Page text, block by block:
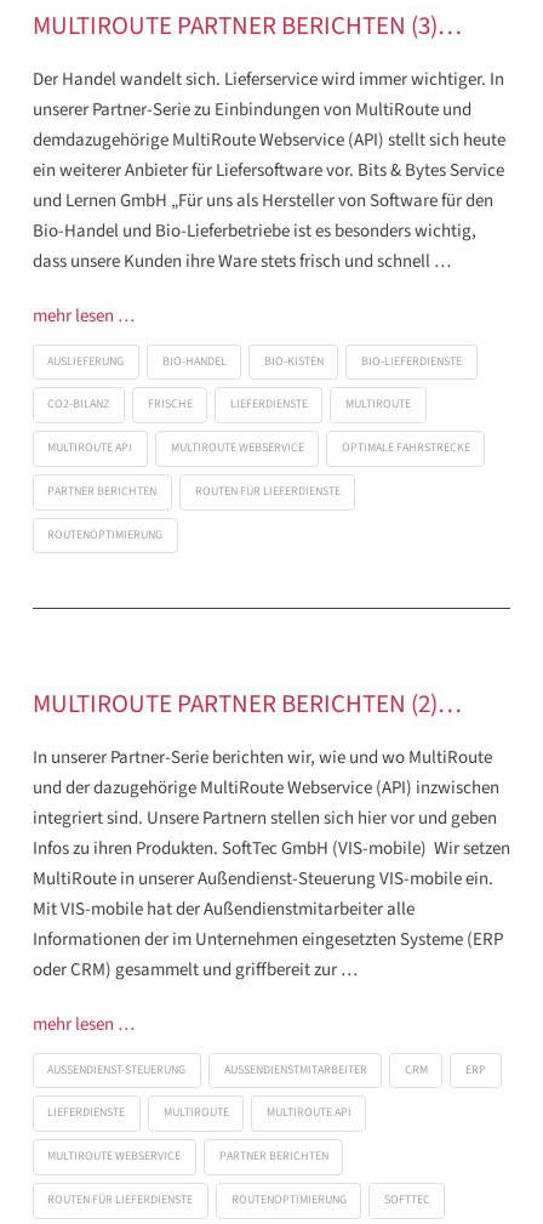
MULTIROUTE PARTNER BERICHTEN (3)…
Der Handel wandelt sich. Lieferservice wird immer wichtiger. In
unserer Partner-Serie zu Einbindungen von MultiRoute und
demdazugehörige MultiRoute Webservice (API) stellt sich heute
ein weiterer Anbieter für Liefersoftware vor. Bits & Bytes Service
und Lernen GmbH „Für uns als Hersteller von Software für den
Bio-Handel und Bio-Lieferbetriebe ist es besonders wichtig,
dass unsere Kunden ihre Ware stets frisch und schnell …
mehr lesen …
AUSLIEFERUNG BIO-HANDEL BIO-KISTEN BIO-LIEFERDIENSTE
CO2-BILANZ FRISCHE LIEFERDIENSTE MULTIROUTE
MULTIROUTE API MULTIROUTE WEBSERVICE OPTIMALE FAHRSTRECKE
PARTNER BERICHTEN ROUTEN FÜR LIEFERDIENSTE
ROUTENOPTIMIERUNG
MULTIROUTE PARTNER BERICHTEN (2)…
In unserer Partner-Serie berichten wir, wie und wo MultiRoute
und der dazugehörige MultiRoute Webservice (API) inzwischen
integriert sind. Unsere Partnern stellen sich hier vor und geben
Infos zu ihren Produkten. SoftTec GmbH (VIS-mobile) Wir setzen
MultiRoute in unserer Außendienst-Steuerung VIS-mobile ein.
Mit VIS-mobile hat der Außendienstmitarbeiter alle
Informationen der im Unternehmen eingesetzten Systeme (ERP
oder CRM) gesammelt und griffbereit zur …
mehr lesen …
AUSSENDIENST-STEUERUNG AUSSENDIENSTMITARBEITER CRM ERP
LIEFERDIENSTE MULTIROUTE MULTIROUTE API
MULTIROUTE WEBSERVICE PARTNER BERICHTEN
ROUTEN FÜR LIEFERDIENSTE ROUTENOPTIMIERUNG SOFTTEC